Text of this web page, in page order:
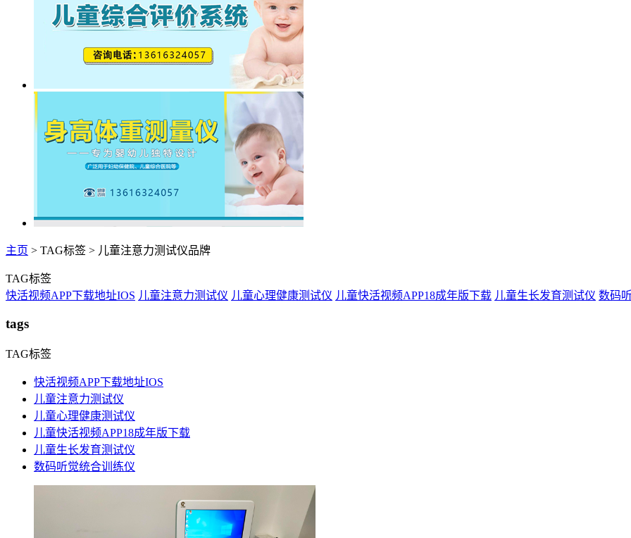
主页 > TAG标签 > 儿童注意力测试仪品牌
TAG标签
快活视频APP下载地址IOS 儿童注意力测试仪 儿童心理健康测试仪 儿童快活视频APP18成年版下载 儿童生长发育测试仪 数码
tags
TAG标签
快活视频APP下载地址IOS
儿童注意力测试仪
儿童心理健康测试仪
儿童快活视频APP18成年版下载
儿童生长发育测试仪
数码听觉统合训练仪